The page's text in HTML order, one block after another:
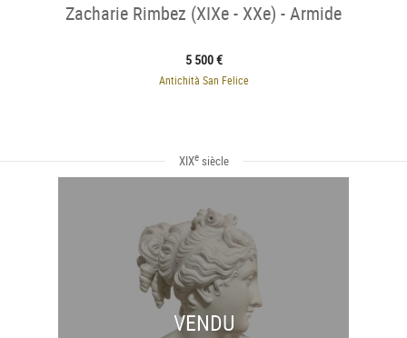
Zacharie Rimbez (XIXe - XXe) - Armide
5 500 €
Antichità San Felice
XIXesiècle
VENDU